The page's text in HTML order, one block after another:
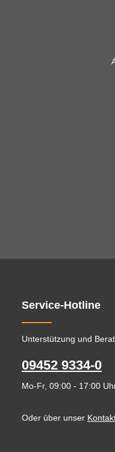
Service-Hotline
Unterstützung und
09452 9334-0
Mo-Fr, 09:00 - 17:00
Oder über unser